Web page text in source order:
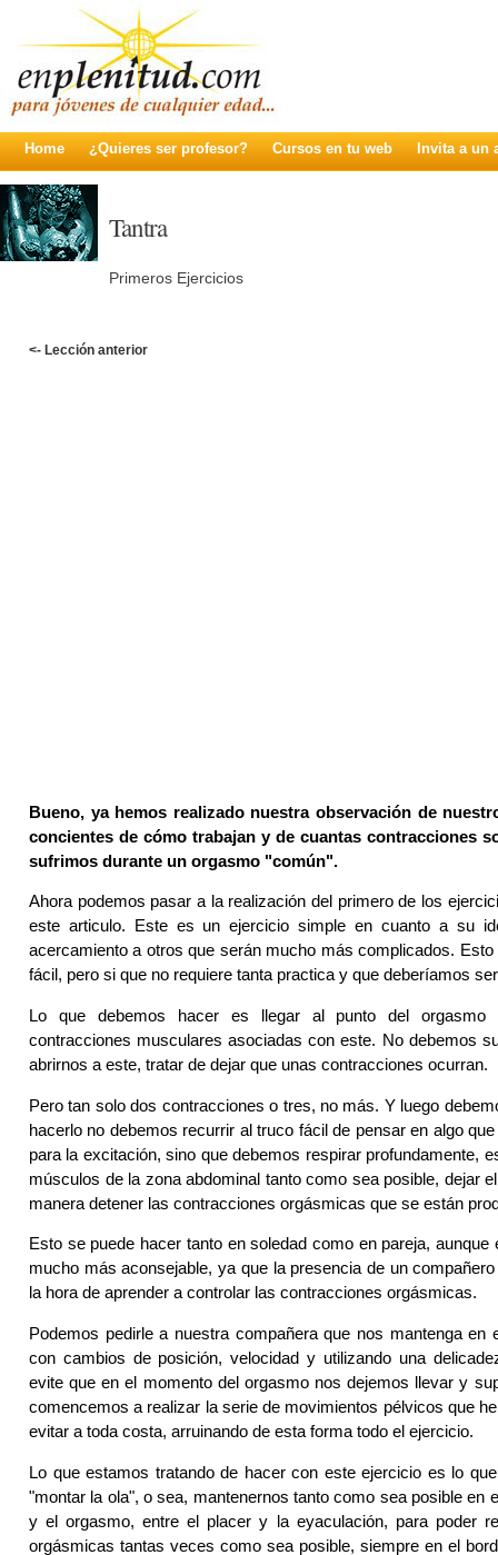
Home ¿Quieres ser profesor? Cursos en tu web Invita a un
Tantra
Primeros Ejercicios
<- Lección anterior
Bueno, ya hemos realizado nuestra observación de
concientes de cómo trabajan y de cuantas contracciones
sufrimos durante un orgasmo "común".
Ahora podemos pasar a la realización del primero de los
este articulo. Este es un ejercicio simple en cuanto a su
acercamiento a otros que serán mucho más complicados.
fácil, pero si que no requiere tanta practica y que deberíamos
Lo que debemos hacer es llegar al punto del
contracciones musculares asociadas con este. No debemos
abrirnos a este, tratar de dejar que unas contracciones ocurran.
Pero tan solo dos contracciones o tres, no más. Y luego
hacerlo no debemos recurrir al truco fácil de pensar en algo
para la excitación, sino que debemos respirar profundamente,
músculos de la zona abdominal tanto como sea posible, dejar
manera detener las contracciones orgásmicas que se están
Esto se puede hacer tanto en soledad como en pareja, aunque
mucho más aconsejable, ya que la presencia de un
la hora de aprender a controlar las contracciones orgásmicas.
Podemos pedirle a nuestra compañera que nos mantenga en
con cambios de posición, velocidad y utilizando una
evite que en el momento del orgasmo nos dejemos llevar y
comencemos a realizar la serie de movimientos pélvicos que
evitar a toda costa, arruinando de esta forma todo el ejercicio.
Lo que estamos tratando de hacer con este ejercicio es lo
"montar la ola", o sea, mantenernos tanto como sea posible en
y el orgasmo, entre el placer y la eyaculación, para poder
orgásmicas tantas veces como sea posible, siempre en el